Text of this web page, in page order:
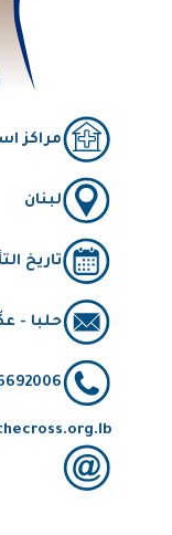
مراكز
لبنان
تاريخ
حلبا -